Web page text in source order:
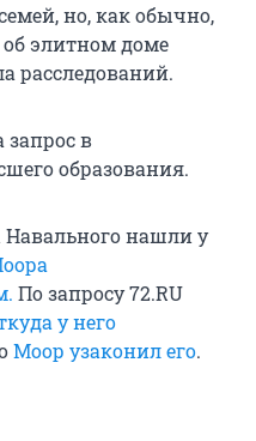
но, как обычно,
элитном доме
расследований.
запрос в
образования.
Навального нашли у
По запросу 72.RU
у него
Моор узаконил его.